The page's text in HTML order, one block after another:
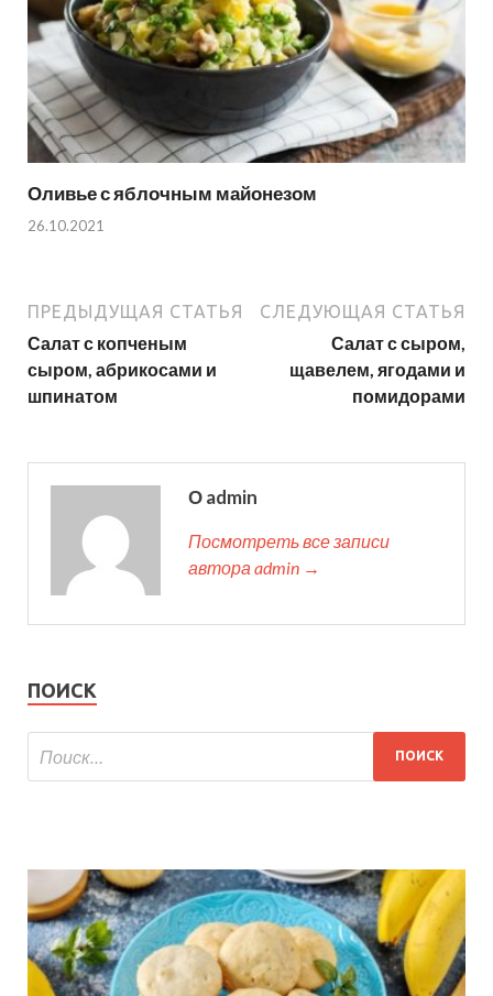
Оливье с яблочным майонезом
26.10.2021
ПРЕДЫДУЩАЯ СТАТЬЯ
Салат с копченым
сыром, абрикосами и
шпинатом
СЛЕДУЮЩАЯ СТАТЬЯ
Салат с сыром,
щавелем, ягодами и
помидорами
О admin
Посмотреть все записи
автора admin →
ПОИСК